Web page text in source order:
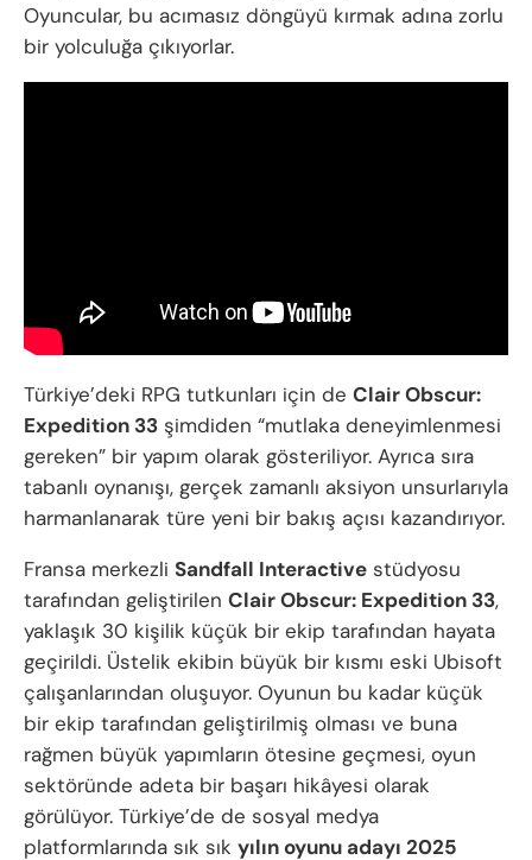
Oyuncular, bu acımasız döngüyü kırmak adına zorlu
bir yolculuğa çıkıyorlar.
Türkiye’deki RPG tutkunları için de Clair Obscur:
Expedition 33 şimdiden “mutlaka deneyimlenmesi
gereken” bir yapım olarak gösteriliyor. Ayrıca sıra
tabanlı oynanışı, gerçek zamanlı aksiyon unsurlarıyla
harmanlanarak türe yeni bir bakış açısı kazandırıyor.
Fransa merkezli Sandfall Interactive stüdyosu
tarafından geliştirilen Clair Obscur: Expedition 33,
yaklaşık 30 kişilik küçük bir ekip tarafından hayata
geçirildi. Üstelik ekibin büyük bir kısmı eski Ubisoft
çalışanlarından oluşuyor. Oyunun bu kadar küçük
bir ekip tarafından geliştirilmiş olması ve buna
rağmen büyük yapımların ötesine geçmesi, oyun
sektöründe adeta bir başarı hikâyesi olarak
görülüyor. Türkiye’de de sosyal medya
platformlarında sık sık yılın oyunu adayı 2025